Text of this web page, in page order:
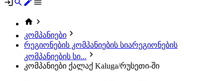
კომპანიები
რეგიონების კომპანიების სიარეგიონების
კომპანიების სი...
კომპანიები ქალაქ Kaluga/რუსეთი-ში